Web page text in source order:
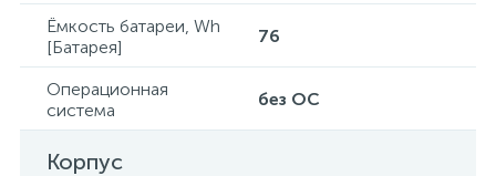
Ёмкость батареи, Wh
[Батарея]
76
Операционная
система
без ОС
Корпус